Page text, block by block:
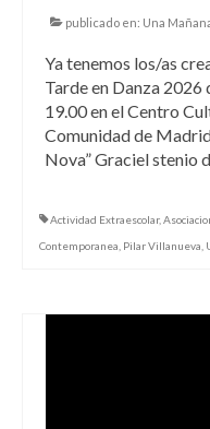
publicado en: Una
Ya tenemos los/as
Tarde en Danza 2026
19.00 en el Centro
Comunidad de
Nova” Graciel stenio
Actividad Extraescolar,
Contemporanea Pilar Villanueva